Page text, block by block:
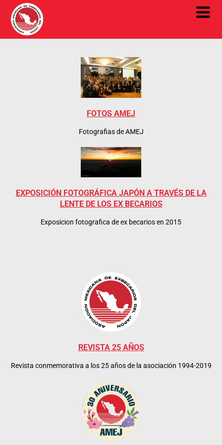
FOTOS AMEJ
Fotografias de AMEJ
EXPOSICIÓN FOTOGRÁFICA JAPÓN A TRAVÉS DE LA
LENTE DE LOS EX BECARIOS
Exposicion fotografica de ex becarios en 2015
REVISTA 25 AÑOS
Revista conmemorativa a los 25 años de la asociación 1994-2019